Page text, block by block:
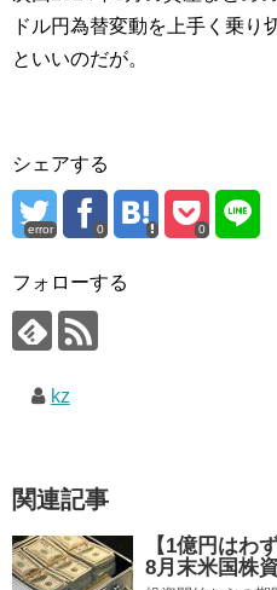
ドル円為替変動を上手く乗り
といいのだが。
シェアする
error 0 0
フォローする
kz
関連記事
【1億円はわ
8月末米国株